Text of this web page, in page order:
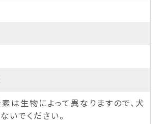
は生物によって異なりますので、犬
いでください。